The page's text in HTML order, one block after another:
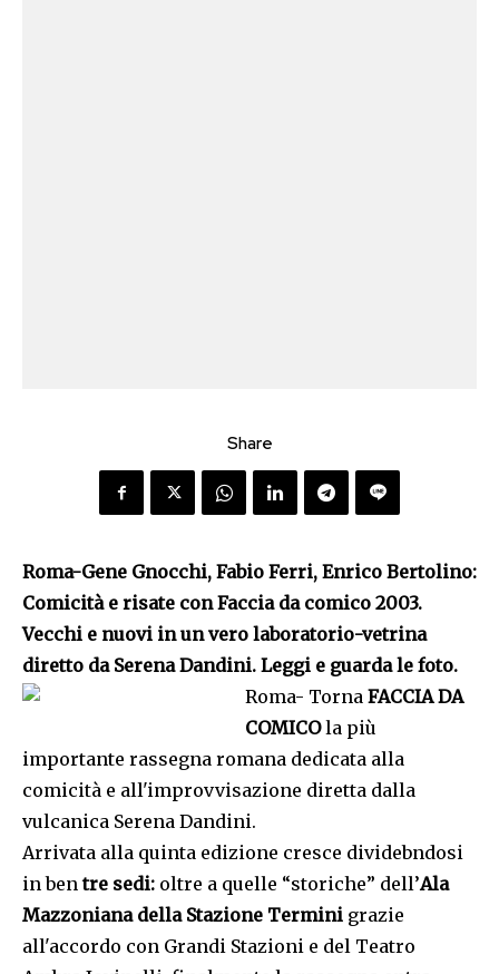
Share
Roma-Gene Gnocchi, Fabio Ferri, Enrico Bertolino:
Comicità e risate con Faccia da comico 2003.
Vecchi e nuovi in un vero laboratorio-vetrina
diretto da Serena Dandini. Leggi e guarda le foto.
Roma- Torna FACCIA DA
COMICOla più
importante rassegna romana dedicata alla
comicità e all'improvvisazione diretta dalla
vulcanica Serena Dandini.
Arrivata alla quinta edizione cresce dividebndosi
in bentre sedi: oltre a quelle “storiche” dell’Ala
Mazzoniana della Stazione Termini grazie
all'accordo con Grandi Stazioni e del Teatro